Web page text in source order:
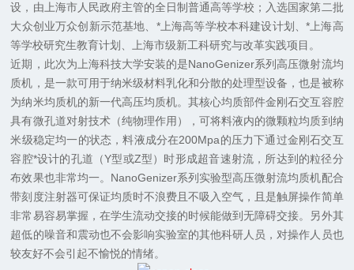
设，由上海市人民政府主管的全日制普通高等学校；入选国家第二批
大众创业万众创新示范基地、*上海高等学校本科建设计划、*上海高
等学校研究生教育计划、上海市级新工科研究与改革实践项目。
近期，此次为上海科技大学安装的是NanoGenizer系列高压微射流均
质机，是一款可用于纳米级材料乳化和分散的处理型设备，也是被称
为纳米均质机的新一代高压均质机。其核心均质部件金刚石交互容腔
具有微孔道对射技术（纯物理作用），可将料液内的微颗粒均质到纳
米级稳定均一的状态，料液成分在200Mpa的压力下通过金刚石交互
容腔*设计的孔道（Y型或Z型）时形成超音速射流，所达到的粒径分
布效果也非常均一。NanoGenizer系列实验型高压微射流均质机配合
带刻度注射器可保证均质时不浪费且不吸入空气，且是触屏操作简单
非常易容易掌握，在学生流动交接的时候能做到无障碍交接。另外其
超低的噪音和震动也不会影响实验室的其他科研人员，对操作人员也
较友好不会引起不愉悦的情绪。